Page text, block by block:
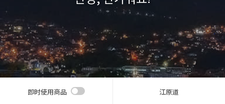
文 (台灣)
即时使用商品 江原道